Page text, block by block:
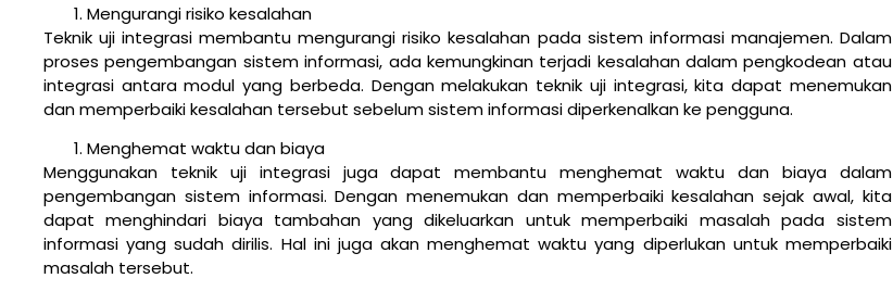
Mengurangi risiko kesalahan
Teknik uji integrasi membantu mengurangi risiko kesalahan pada sistem informasi manajemen. Dalam
proses pengembangan sistem informasi, ada kemungkinan terjadi kesalahan dalam pengkodean atau
integrasi antara modul yang berbeda. Dengan melakukan teknik uji integrasi, kita dapat menemukan
dan memperbaiki kesalahan tersebut sebelum sistem informasi diperkenalkan ke pengguna.
Menghemat waktu dan biaya
Menggunakan teknik uji integrasi juga dapat membantu menghemat waktu dan biaya dalam
pengembangan sistem informasi. Dengan menemukan dan memperbaiki kesalahan sejak awal, kita
dapat menghindari biaya tambahan yang dikeluarkan untuk memperbaiki masalah pada sistem
informasi yang sudah dirilis. Hal ini juga akan menghemat waktu yang diperlukan untuk memperbaiki
masalah tersebut.